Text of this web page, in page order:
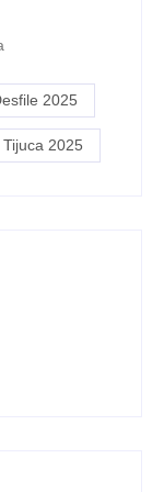
2025
2025